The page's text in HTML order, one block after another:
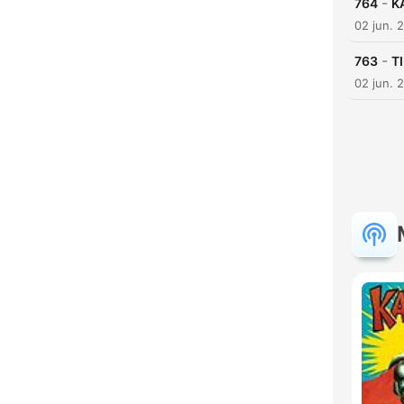
764
02 jun.
763 -
02 jun.